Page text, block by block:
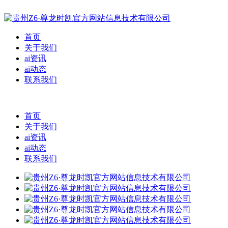
首页
关于我们
ai资讯
ai动态
联系我们
首页
关于我们
ai资讯
ai动态
联系我们